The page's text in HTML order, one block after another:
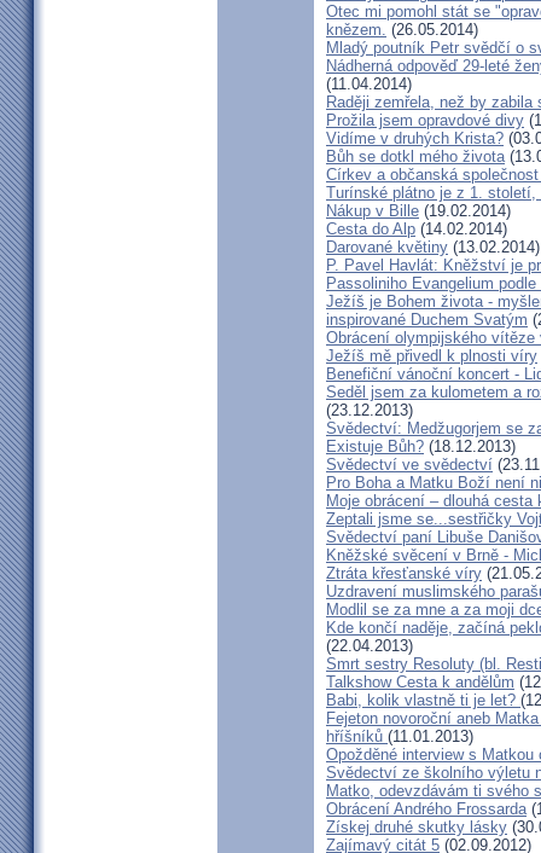
Otec mi pomohl stát se
knězem. (26.05.2014)
Mladý poutník Petr svědčí o
Nádherná odpověď 29-leté
(11.04.2014)
Raději zemřela, než by zabila
Prožila jsem opravdové divy
Vidíme v druhých Krista?
Bůh se dotkl mého života
Církev a občanská
Turínské plátno je z 1.
Nákup v Bille (19.02.2014)
Cesta do Alp (14.02.2014)
Darované květiny (13.02.2014)
P. Pavel Havlát: Kněžství je
Passoliniho Evangelium
Ježíš je Bohem života -
inspirované Duchem Svatým
Obrácení olympijského vítěze
Ježíš mě přivedl k plnosti víry
Benefiční vánoční koncert -
Seděl jsem za kulometem a
(23.12.2013)
Svědectví: Medžugorjem se
Existuje Bůh? (18.12.2013)
Svědectví ve svědectví
Pro Boha a Matku Boží není
Moje obrácení – dlouhá cesta
Zeptali jsme se...sestřičky
Svědectví paní Libuše
Kněžské svěcení v Brně -
Ztráta křesťanské víry
Uzdravení muslimského
Modlil se za mne a za moji
Kde končí naděje, začíná
(22.04.2013)
Smrt sestry Resoluty (bl.
Talkshow Cesta k andělům
Babi, kolik vlastně ti je let?
Fejeton novoroční aneb
hříšníků (11.01.2013)
Opožděné interview s
Svědectví ze školního výletu
Matko, odevzdávám ti svého
Obrácení Andrého Frossarda
Získej druhé skutky lásky
Zajímavý citát 5 (02.09.2012)